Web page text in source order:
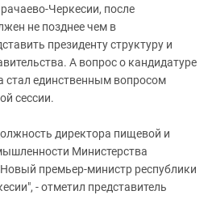
Черкесии, после
не позднее чем в
президенту структуру и
А вопрос о кандидатуре
стал единственным вопросом
сессии.
директора пищевой и
Министерства
премьер-министр республики
- отметил представитель